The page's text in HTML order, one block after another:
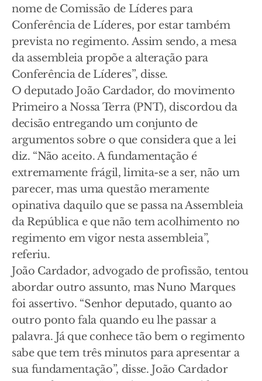
nome de Comissão de Líderes para
Conferência de Líderes, por estar também
prevista no regimento. Assim sendo, a mesa
da assembleia propõe a alteração para
Conferência de Líderes”, disse.
O deputado João Cardador, do movimento
Primeiro a Nossa Terra (PNT), discordou da
decisão entregando um conjunto de
argumentos sobre o que considera que a lei
diz. “Não aceito. A fundamentação é
extremamente frágil, limita-se a ser, não um
parecer, mas uma questão meramente
opinativa daquilo que se passa na Assembleia
da República e que não tem acolhimento no
regimento em vigor nesta assembleia”,
referiu.
João Cardador, advogado de profissão, tentou
abordar outro assunto, mas Nuno Marques
foi assertivo. “Senhor deputado, quanto ao
outro ponto fala quando eu lhe passar a
palavra. Já que conhece tão bem o regimento
sabe que tem três minutos para apresentar a
sua fundamentação”, disse. João Cardador